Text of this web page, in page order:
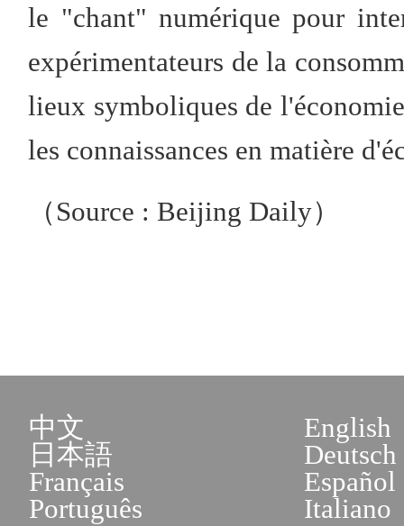
le "chant" numérique pour
expérimentateurs de la
lieux symboliques de
les connaissances en matière
（Source : Beijing Daily）
中文
English
日本語
Deutsch
Français
Español
Português
Italiano